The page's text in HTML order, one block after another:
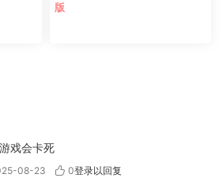
版
戏会卡死
08-23 0登录以回复